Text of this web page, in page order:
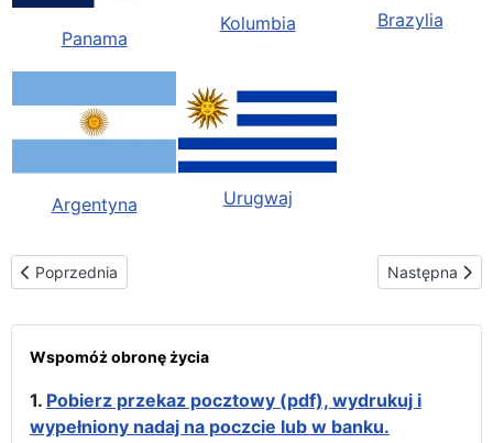
Panama
Kolumbia Brazylia
Argentyna Urugwaj
Poprzednia strona: Trasa i terminarz peregrynacji Matki Bożej w
Poprzednia Następna
Następna
Wspomóż obronę życia
1. Pobierz przekaz pocztowy (pdf), wydrukuj i
wypełniony nadaj na poczcie lub w banku.